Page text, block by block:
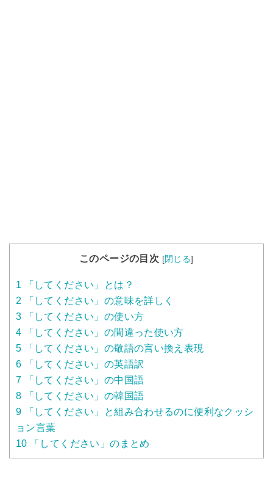
このページの目次 [閉じる]
1 「してください」とは？
2 「してください」の意味を詳しく
3 「してください」の使い方
4 「してください」の間違った使い方
5 「してください」の敬語の言い換え表現
6 「してください」の英語訳
7 「してください」の中国語
8 「してください」の韓国語
9 「してください」と組み合わせるのに便利なクッシ
ョン言葉
10 「してください」のまとめ